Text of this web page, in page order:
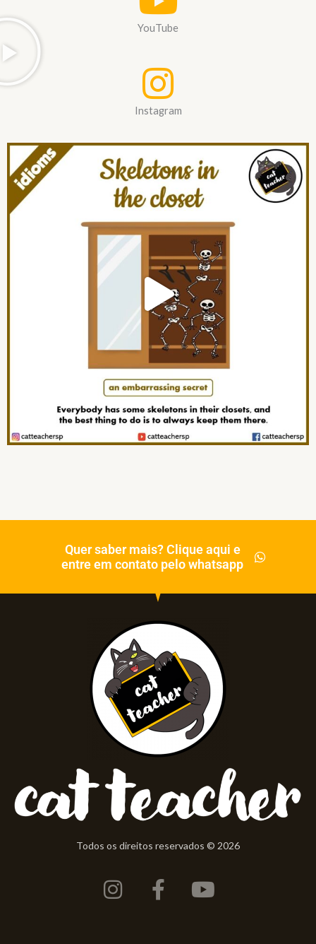
YouTube
Instagram
Quer saber mais? Clique aqui e
entre em contato pelo whatsapp
Todos os direitos reservados © 2026
Instagram
Facebook-
f
Youtube